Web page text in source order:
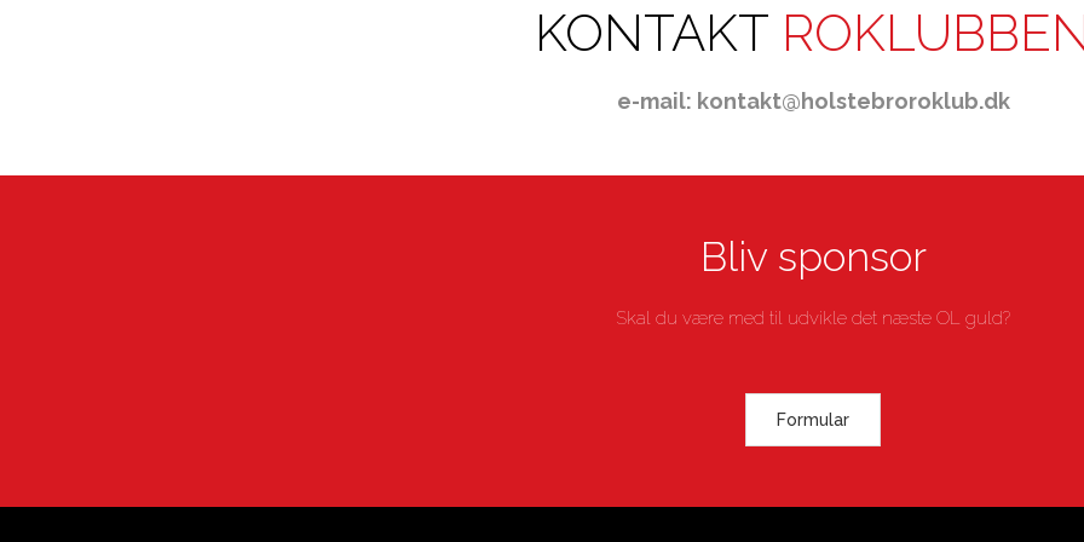
KONTAKT
e-mail: kontakt@holstebroroklub.dk
Bliv sponsor
Skal du være med til udvikle det næste OL guld?
Formular